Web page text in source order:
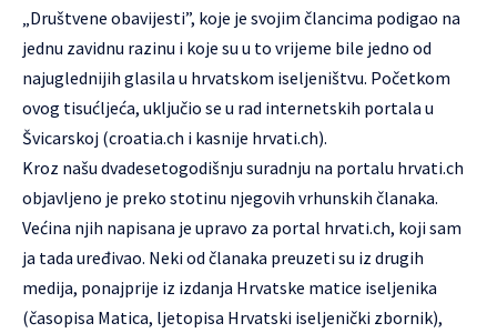
„Društvene obavijesti”, koje je svojim člancima podigao na
jednu zavidnu razinu i koje su u to vrijeme bile jedno od
najuglednijih glasila u hrvatskom iseljeništvu. Početkom
ovog tisućljeća, uključio se u rad internetskih portala u
Švicarskoj (croatia.ch i kasnije hrvati.ch).
Kroz našu dvadesetogodišnju suradnju na portalu hrvati.ch
objavljeno je preko stotinu njegovih vrhunskih članaka.
Većina njih napisana je upravo za portal hrvati.ch, koji sam
ja tada uređivao. Neki od članaka preuzeti su iz drugih
medija, ponajprije iz izdanja Hrvatske matice iseljenika
(časopisa Matica, ljetopisa Hrvatski iseljenički zbornik),